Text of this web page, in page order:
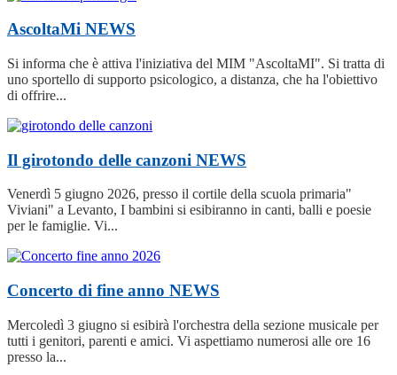
AscoltaMi NEWS
Si informa che è attiva l'iniziativa del MIM "AscoltaMI". Si tratta di
uno sportello di supporto psicologico, a distanza, che ha l'obiettivo
di offrire...
Il girotondo delle canzoni NEWS
Venerdì 5 giugno 2026, presso il cortile della scuola primaria"
Viviani" a Levanto, I bambini si esibiranno in canti, balli e poesie
per le famiglie. Vi...
Concerto di fine anno NEWS
Mercoledì 3 giugno si esibirà l'orchestra della sezione musicale per
tutti i genitori, parenti e amici. Vi aspettiamo numerosi alle ore 16
presso la...